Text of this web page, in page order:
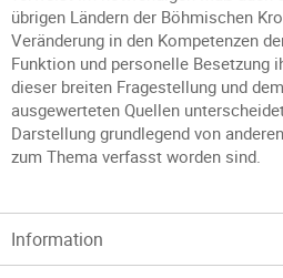
übrigen Ländern der Böhmischen
Veränderung in den Kompetenzen
Funktion und personelle Besetzung
dieser breiten Fragestellung und
ausgewerteten Quellen
Darstellung grundlegend von
zum Thema verfasst worden sind.
Information